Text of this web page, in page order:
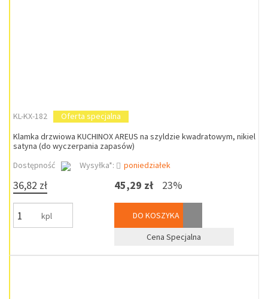
KL-KX-182
Oferta specjalna
Klamka drzwiowa KUCHINOX AREUS na szyldzie kwadratowym, nikiel
satyna (do wyczerpania zapasów)
Dostępność
Wysyłka*: poniedziałek
36,82 zł
kpl
45,29 zł 23%
DO KOSZYKA
Cena Specjalna